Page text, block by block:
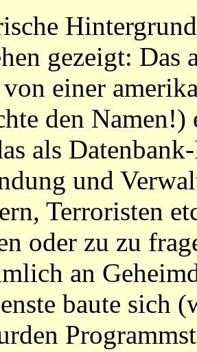
gezeigt:
einer
den
als
und
Terroristen
oder zu zu
an
baute sich